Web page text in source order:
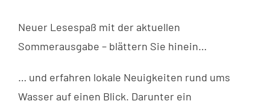
Neuer Lesespaß mit der aktuellen
Sommerausgabe – blättern Sie hinein…
… und erfahren lokale Neuigkeiten rund ums
Wasser auf einen Blick. Darunter ein